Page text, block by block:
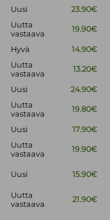
Uusi 23.90€
Uutta
vastaava
19.90€
Hyvä 14.90€
Uutta
vastaava
13.20€
Uusi 24.90€
Uutta
vastaava
19.80€
Uusi 17.90€
Uutta
vastaava
19.90€
Uusi 15.90€
Uutta
vastaava
21.90€